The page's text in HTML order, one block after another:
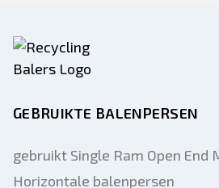
Sturen
GEBRUIKTE BALENPERSEN
gebruikt Single Ram Open End
Horizontale balenpersen